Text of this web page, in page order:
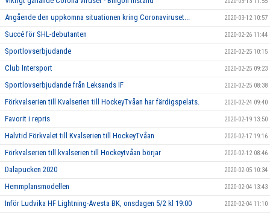
Angående den uppkomna situationen kring Coronaviruset... 2020-03-12 10:57
Succé för SHL-debutanten 2020-02-26 11:44
Sportlovserbjudande 2020-02-25 10:15
Club Intersport 2020-02-25 09:23
Sportlovserbjudande från Leksands IF 2020-02-25 08:38
Förkvalserien till Kvalserien till HockeyTvåan har färdigspelats. 2020-02-24 09:40
Favorit i repris 2020-02-19 13:50
Halvtid Förkvalet till Kvalserien till HockeyTvåan 2020-02-17 19:16
Förkvalserien till kvalserien till Hockeytvåan börjar 2020-02-12 08:46
Dalapucken 2020 2020-02-05 10:34
Hemmplansmodellen 2020-02-04 13:43
Inför Ludvika HF Lightning-Avesta BK, onsdagen 5/2 kl 19:00 2020-02-04 11:10